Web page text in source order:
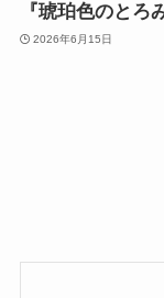
『琥珀色のと
2026年6月15日